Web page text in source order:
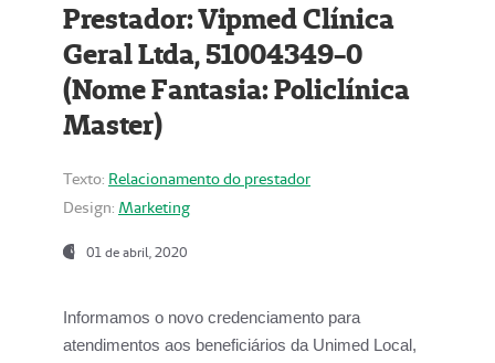
Prestador: Vipmed Clínica
Geral Ltda, 51004349-0
(Nome Fantasia: Policlínica
Master)
Texto: Relacionamento do prestador
Design: Marketing
01 de abril, 2020
Informamos o novo credenciamento para
atendimentos aos beneficiários da Unimed Local,